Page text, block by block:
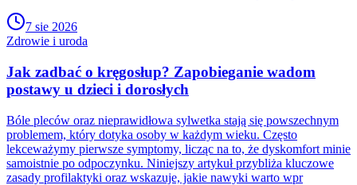
7 sie 2026
Zdrowie i uroda
Jak zadbać o kręgosłup? Zapobieganie wadom
postawy u dzieci i dorosłych
Bóle pleców oraz nieprawidłowa sylwetka stają się powszechnym
problemem, który dotyka osoby w każdym wieku. Często
lekceważymy pierwsze symptomy, licząc na to, że dyskomfort minie
samoistnie po odpoczynku. Niniejszy artykuł przybliża kluczowe
zasady profilaktyki oraz wskazuje, jakie nawyki warto wpr